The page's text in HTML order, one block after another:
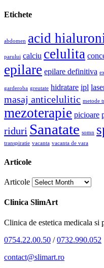
Etichete
abdomen acid
parului calciu celulita
epilare epilare definitiva
garderoba greutate hidratare ipl
masaj anticelulitic metode
mezoterapie picioare
riduri Sanatate somn
transpiratie vacanta vacanta de vara
Articole
Articole
Clinica SlimArt
Clinica de estetica medicala si
0754.22.00.50 /0732.990.052
contact@slimart.ro